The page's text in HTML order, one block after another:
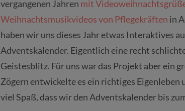
vergangenen Jahren mit
Weihnachtsmusikvideos von Pflegekräften in
haben wir uns dieses Jahr etwas Interaktives
Adventskalender. Eigentlich eine recht
Geistesblitz. Für uns war das Projekt aber ein
Zögern entwickelte es ein richtiges
viel Spaß, dass wir den Adventskalender bis